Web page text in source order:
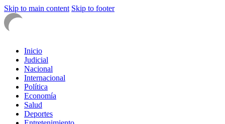
Skip to main content Skip to footer
Inicio
Judicial
Nacional
Internacional
Política
Economía
Salud
Deportes